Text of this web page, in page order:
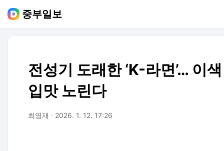
중부일보
전성기 도래한 ‘K-라면’… 이
입맛 노린다
최영재 2026. 1. 12. 17:26